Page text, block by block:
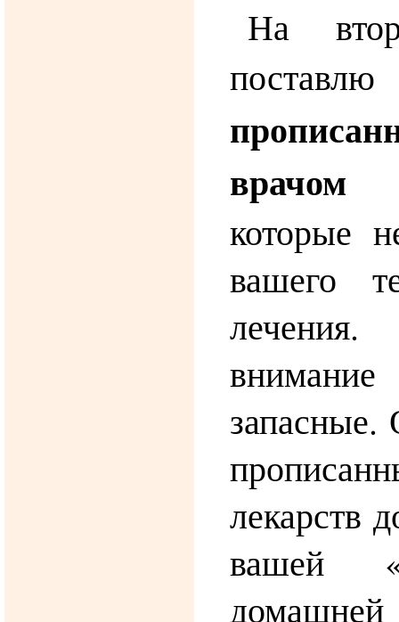
На
врачом
которые
вашего
запасные.
лекарств
вашей